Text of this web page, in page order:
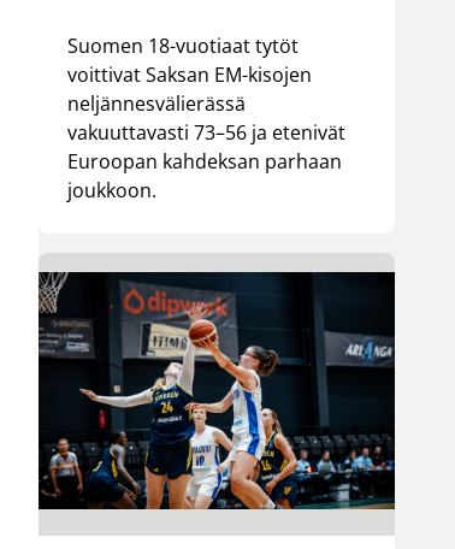
Suomen 18-vuotiaat tytöt
voittivat Saksan EM-kisojen
neljännesvälierässä
vakuuttavasti 73–56 ja etenivät
Euroopan kahdeksan parhaan
joukkoon.